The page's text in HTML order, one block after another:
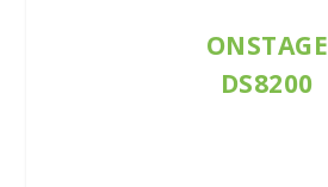
ONSTAGE
DS8200